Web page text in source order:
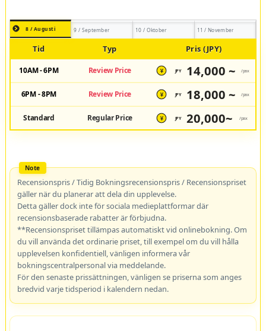
8 / Augusti 9 / September 10 / Oktober 11 / November
Tid Typ Pris (JPY)
10AM - 6PM Review Price ¥ JPY 14,000 ~ /pax
6PM - 8PM Review Price ¥ JPY 18,000 ~ /pax
Standard Regular Price ¥ JPY 20,000~ /pax
Recensionspris / Tidig Bokningsrecensionspris / Recensionspriset
gäller när du planerar att dela din upplevelse.
Detta gäller dock inte för sociala medieplattformar där
recensionsbaserade rabatter är förbjudna.
**Recensionspriset tillämpas automatiskt vid onlinebokning. Om
du vill använda det ordinarie priset, till exempel om du vill hålla
upplevelsen konfidentiell, vänligen informera vår
bokningscentralpersonal via meddelande.
För den senaste prissättningen, vänligen se priserna som anges
bredvid varje tidsperiod i kalendern nedan.